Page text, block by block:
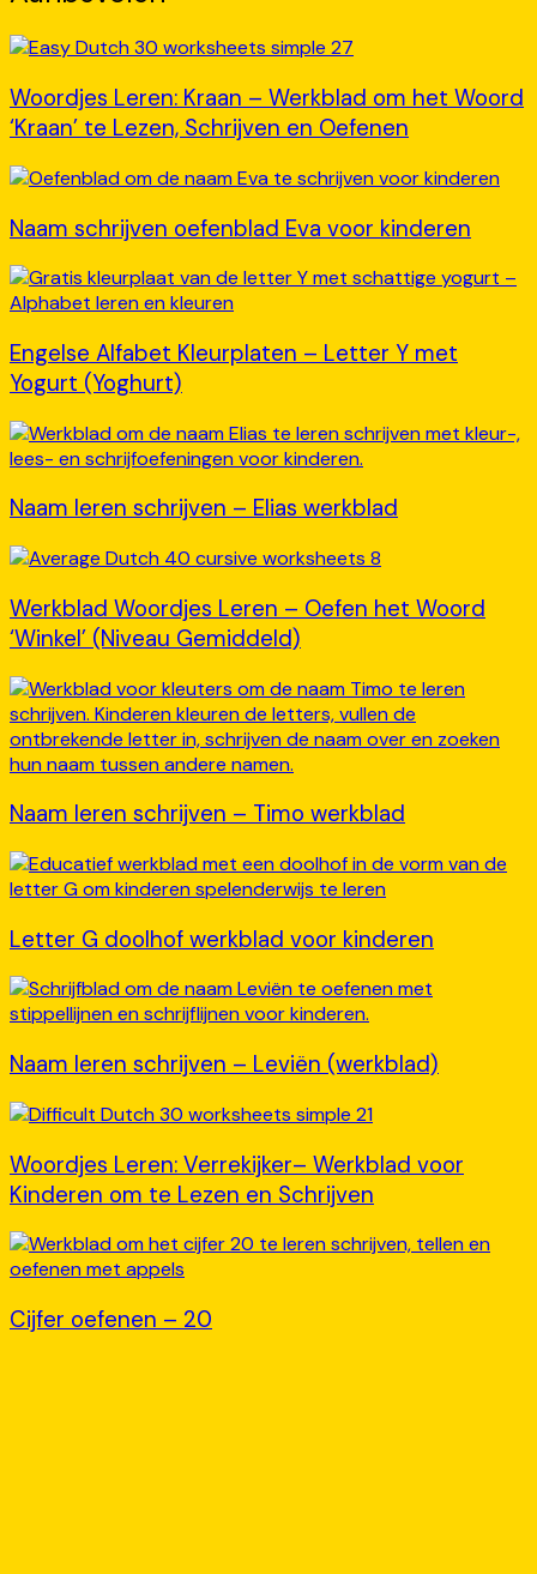
Woordjes Leren: Kraan – Werkblad om het Woord
‘Kraan’ te Lezen, Schrijven en Oefenen
Naam schrijven oefenblad Eva voor kinderen
Engelse Alfabet Kleurplaten – Letter Y met
Yogurt (Yoghurt)
Naam leren schrijven – Elias werkblad
Werkblad Woordjes Leren – Oefen het Woord
‘Winkel’ (Niveau Gemiddeld)
Naam leren schrijven – Timo werkblad
Letter G doolhof werkblad voor kinderen
Naam leren schrijven – Leviën (werkblad)
Woordjes Leren: Verrekijker– Werkblad voor
Kinderen om te Lezen en Schrijven
Cijfer oefenen – 20